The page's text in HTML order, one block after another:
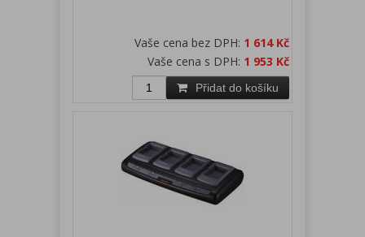
Vaše cena bez DPH: 1 614 Kč
Vaše cena s DPH: 1 953 Kč
Přidat do košíku